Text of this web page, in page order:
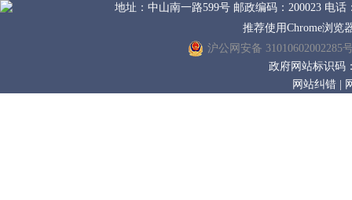
地址：中山南一路599号 邮政编码：200023 电话
推荐使用Chrome浏览
沪公网安备 31010602002285
政府网站标识码
网站纠错 |